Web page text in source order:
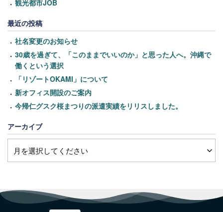
観光都市JOB
最近の投稿
社名変更のお知らせ
30歳を過ぎて、「このままでいいのか」と思った人へ。沖縄で
働くという選択
「リゾートOKAMI」について
新オフィス開設のご案内
今帰仁グスク桜まつりの派遣実績をリリスしました。
アーカイブ